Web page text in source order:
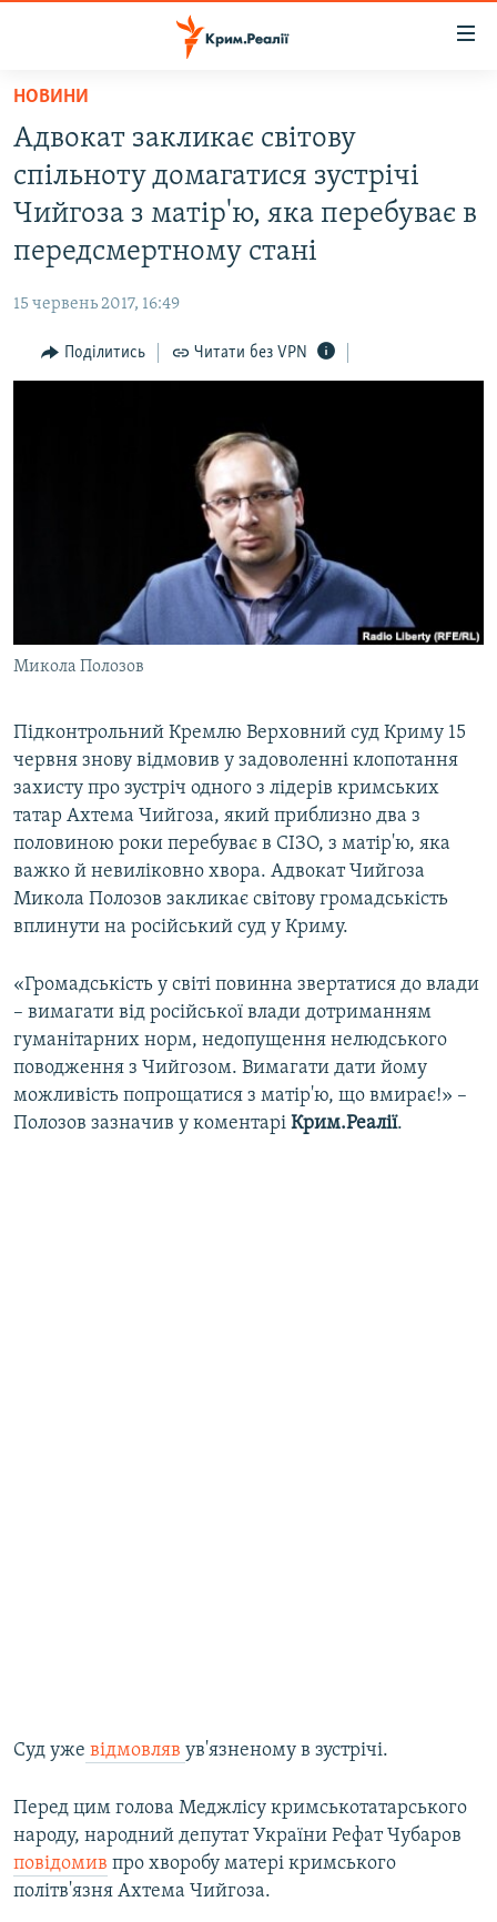
Перейти
основного
матеріалу
Перейти
основної
Перейти
пошуку
ВОДА.КРИМ
ВІДЕО ТА ФОТО
ПОГЛЯД
ІНТЕРВ'Ю
УКРАЇНСЬКА ПРОБЛЕМА КРИМУ
ІНФОГРАФІКА
ЯК ОБІЙТИ БЛОКУВАННЯ
ДОЛУЧАЙСЯ!
Усі сайти RFE/RL
НОВИНИ
Адвокат закликає світову
спільноту домагатися зустрічі
Чийгоза з матір'ю, яка перебуває в
передсмертному стані
15 червень 2017, 16:49
Поділитись Читати без VPN
Микола Полозов
Підконтрольний Кремлю Верховний суд Криму 15
червня знову відмовив у задоволенні клопотання
захисту про зустріч одного з лідерів кримських
татар Ахтема Чийгоза, який приблизно два з
половиною роки перебуває в СІЗО, з матір'ю, яка
важко й невиліковно хвора. Адвокат Чийгоза
Микола Полозов закликає світову громадськість
вплинути на російський суд у Криму.
«Громадськість у світі повинна звертатися до влади
– вимагати від російської влади дотриманням
гуманітарних норм, недопущення нелюдського
поводження з Чийгозом. Вимагати дати йому
можливість попрощатися з матір'ю, що вмирає!» –
Полозов зазначив у коментарі Крим.Реалії.
Суд уже відмовляв ув'язненому в зустрічі.
Перед цим голова Меджлісу кримськотатарського
народу, народний депутат України Рефат Чубаров
повідомив про хворобу матері кримського
політв'язня Ахтема Чийгоза.